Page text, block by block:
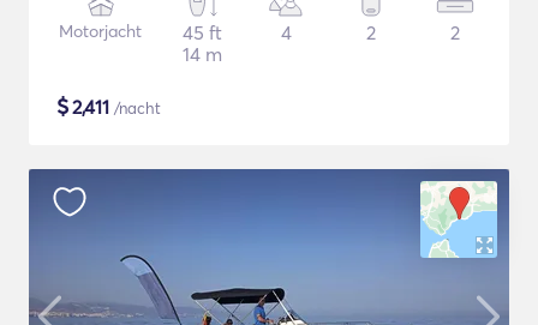
Motorjacht
45 ft
14 m
4 2 2
$2,411 /nacht